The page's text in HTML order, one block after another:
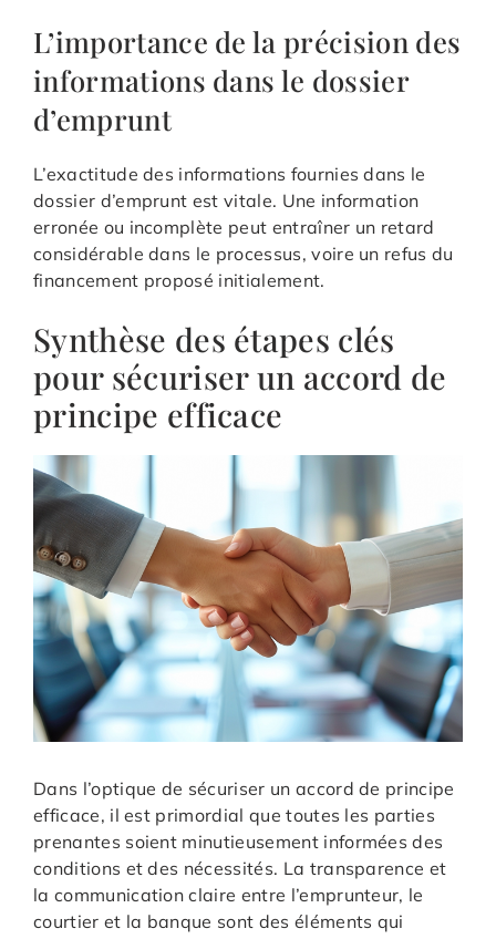
L’importance de la précision des
informations dans le dossier
d’emprunt
L’exactitude des informations fournies dans le
dossier d’emprunt est vitale. Une information
erronée ou incomplète peut entraîner un retard
considérable dans le processus, voire un refus du
financement proposé initialement.
Synthèse des étapes clés
pour sécuriser un accord de
principe efficace
Dans l’optique de sécuriser un accord de principe
efficace, il est primordial que toutes les parties
prenantes soient minutieusement informées des
conditions et des nécessités. La transparence et
la communication claire entre l’emprunteur, le
courtier et la banque sont des éléments qui